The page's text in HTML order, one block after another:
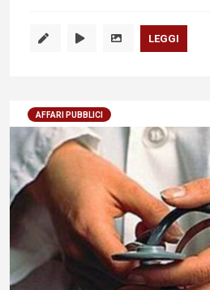
LEGGI
AFFARI PUBBLICI